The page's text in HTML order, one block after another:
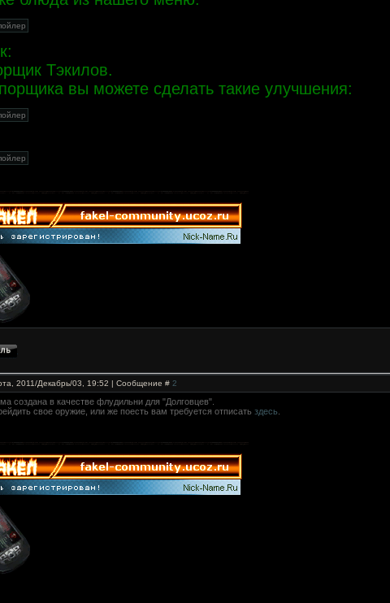
Тэкилов.
вы можете сделать такие улучшения:
2011/Декабрь/03, 19:52 | Сообщение # 2
создана в качестве флудильни для "Долговцев".
свое оружие, или же поесть вам требуется отписать здесь